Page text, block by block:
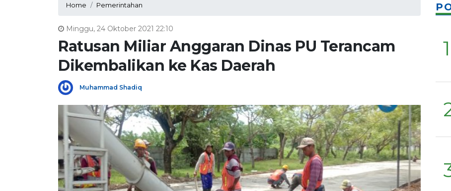
Home Pemerintahan
Minggu, 24 Oktober 2021 22:10
Ratusan Miliar Anggaran Dinas PU Terancam
Dikembalikan ke Kas Daerah
Muhammad Shadiq
1